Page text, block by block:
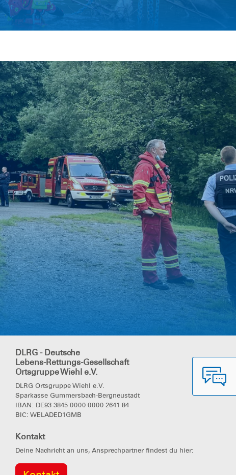
DLRG - Deutsche
Lebens-Rettungs-Gesellschaft
Ortsgruppe Wiehl e.V.
DLRG Ortsgruppe Wiehl e.V.
Sparkasse Gummersbach-Bergneustadt
IBAN: DE93 3845 0000 0000 2641 84
BIC: WELADED1GMB
Kontakt
Deine Nachricht an uns, Ansprechpartner findest du hier: